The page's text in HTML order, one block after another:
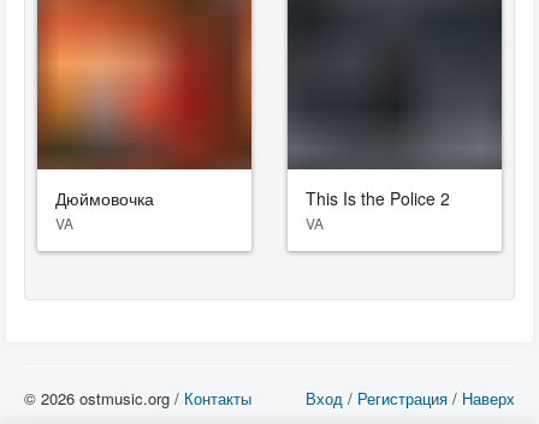
Дюймовочка
VA
This Is the Police 2
VA
Вход / Регистрация / Наверх
© 2026 ostmusic.org / Контакты